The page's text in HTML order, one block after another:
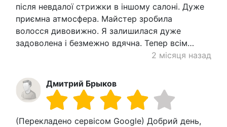
після невдалої стрижки в іншому салоні. Дуже
приємна атмосфера. Майстер зробила
волосся дивовижно. Я залишилася дуже
задоволена і безмежно вдячна. Тепер всім…
2 місяця назад
Дмитрий Брыков
(Перекладено сервісом Google) Добрий день,